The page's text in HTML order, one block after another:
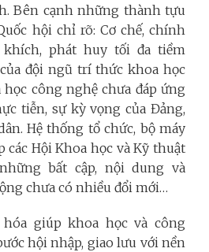
Bên cạnh những thành tựu
hội chỉ rõ: Cơ chế, chính
khích, phát huy tối đa tiềm
đội ngũ trí thức khoa học
công nghệ chưa đáp ứng
tiễn, sự kỳ vọng của Đảng,
Hệ thống tổ chức, bộ máy
các Hội Khoa học và Kỹ thuật
bất cập, nội dung và
chưa có nhiều đổi mới…
giúp khoa học và công
hội nhập, giao lưu với nền